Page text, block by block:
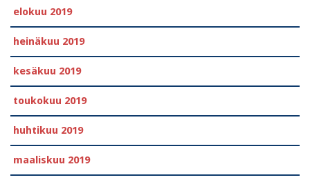
elokuu 2019
heinäkuu 2019
kesäkuu 2019
toukokuu 2019
huhtikuu 2019
maaliskuu 2019